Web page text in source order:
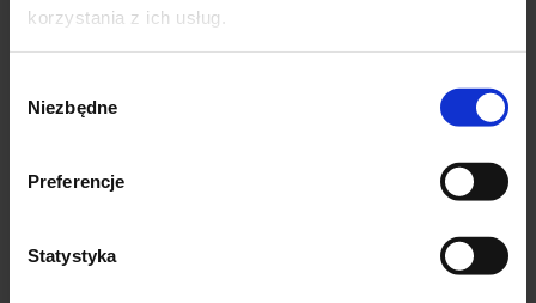
korzystania z ich usług.
zgody
Niezbędne
Preferencje
Statystyka
95% Poliester
5% Elastan